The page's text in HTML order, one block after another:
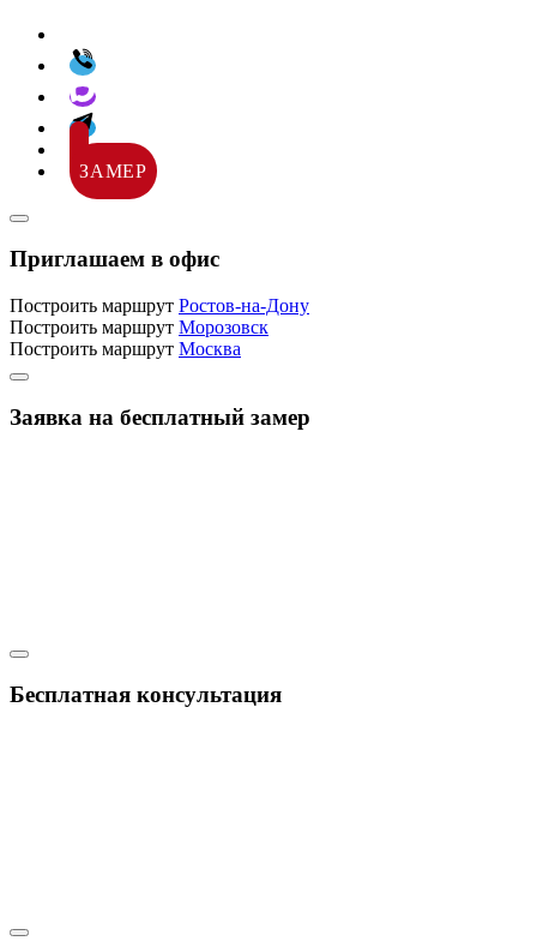
ЗАМЕР
Приглашаем в офис
Построить маршрут Ростов-на-Дону
Построить маршрут Морозовск
Построить маршрут Москва
Заявка на бесплатный замер
Бесплатная консультация